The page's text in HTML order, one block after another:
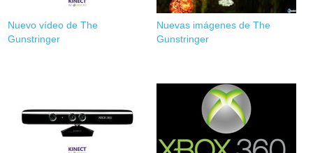
Nuevo vídeo de The
Gunstringer
Nuevas imágenes de The
Gunstringer